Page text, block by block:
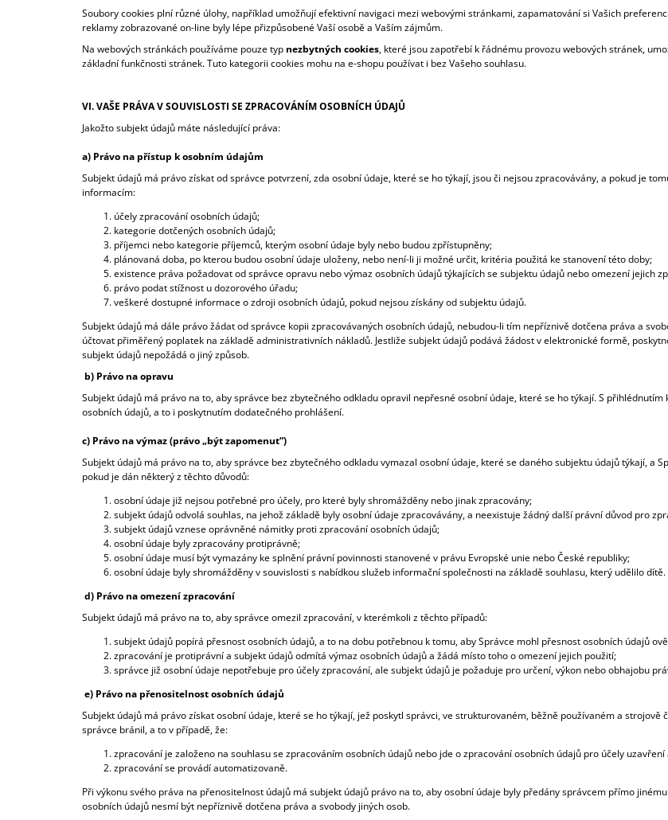
Soubory cookies plní různé úlohy, například umožňují efektivní navigaci mezi webovými stránkami, zapamatování si Vašich
reklamy zobrazované on-line byly lépe přizpůsobené Vaší osobě a Vaším zájmům.
Na webových stránkách používáme pouze typ nezbytných cookies, které jsou zapotřebí k řádnému provozu webových stránek,
základní funkčnosti stránek. Tuto kategorii cookies mohu na e-shopu používat i bez Vašeho souhlasu.
VI. VAŠE PRÁVA V SOUVISLOSTI SE ZPRACOVÁNÍM OSOBNÍCH ÚDAJŮ
Jakožto subjekt údajů máte následující práva:
a) Právo na přístup k osobním údajům
Subjekt údajů má právo získat od správce potvrzení, zda osobní údaje, které se ho týkají, jsou či nejsou zpracovávány, a pokud je
informacím:
účely zpracování osobních údajů;
kategorie dotčených osobních údajů;
příjemci nebo kategorie příjemců, kterým osobní údaje byly nebo budou zpřístupněny;
plánovaná doba, po kterou budou osobní údaje uloženy, nebo není-li ji možné určit, kritéria použitá ke stanovení této doby;
existence práva požadovat od správce opravu nebo výmaz osobních údajů týkajících se subjektu údajů nebo omezení jejich
právo podat stížnost u dozorového úřadu;
veškeré dostupné informace o zdroji osobních údajů, pokud nejsou získány od subjektu údajů.
Subjekt údajů má dále právo žádat od správce kopii zpracovávaných osobních údajů, nebudou-li tím nepříznivě dotčena práva a
účtovat přiměřený poplatek na základě administrativních nákladů. Jestliže subjekt údajů podává žádost v elektronické formě,
subjekt údajů nepožádá o jiný způsob.
b) Právo na opravu
Subjekt údajů má právo na to, aby správce bez zbytečného odkladu opravil nepřesné osobní údaje, které se ho týkají. S
osobních údajů, a to i poskytnutím dodatečného prohlášení.
c) Právo na výmaz (právo „být zapomenut“)
Subjekt údajů má právo na to, aby správce bez zbytečného odkladu vymazal osobní údaje, které se daného subjektu údajů týkají, a
pokud je dán některý z těchto důvodů:
osobní údaje již nejsou potřebné pro účely, pro které byly shromážděny nebo jinak zpracovány;
subjekt údajů odvolá souhlas, na jehož základě byly osobní údaje zpracovávány, a neexistuje žádný další právní důvod pro
subjekt údajů vznese oprávněné námitky proti zpracování osobních údajů;
osobní údaje byly zpracovány protiprávně;
osobní údaje musí být vymazány ke splnění právní povinnosti stanovené v právu Evropské unie nebo České republiky;
osobní údaje byly shromážděny v souvislosti s nabídkou služeb informační společnosti na základě souhlasu, který udělilo dítě.
d) Právo na omezení zpracování
Subjekt údajů má právo na to, aby správce omezil zpracování, v kterémkoli z těchto případů:
subjekt údajů popírá přesnost osobních údajů, a to na dobu potřebnou k tomu, aby Správce mohl přesnost osobních údajů
zpracování je protiprávní a subjekt údajů odmítá výmaz osobních údajů a žádá místo toho o omezení jejich použití;
správce již osobní údaje nepotřebuje pro účely zpracování, ale subjekt údajů je požaduje pro určení, výkon nebo obhajobu
e) Právo na přenositelnost osobních údajů
Subjekt údajů má právo získat osobní údaje, které se ho týkají, jež poskytl správci, ve strukturovaném, běžně používaném a
správce bránil, a to v případě, že:
zpracování je založeno na souhlasu se zpracováním osobních údajů nebo jde o zpracování osobních údajů pro účely
zpracování se provádí automatizovaně.
Při výkonu svého práva na přenositelnost údajů má subjekt údajů právo na to, aby osobní údaje byly předány správcem přímo
osobních údajů nesmí být nepříznivě dotčena práva a svobody jiných osob.